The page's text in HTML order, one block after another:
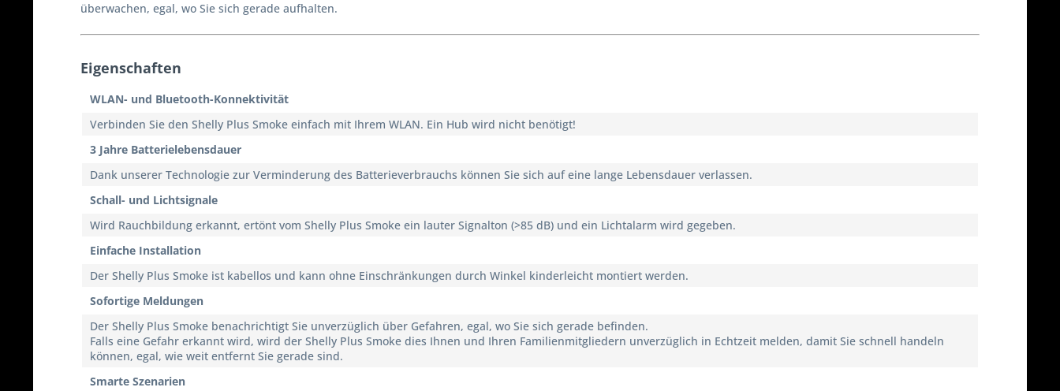
überwachen, egal, wo Sie sich gerade aufhalten.
Eigenschaften
WLAN- und Bluetooth-Konnektivität
Verbinden Sie den Shelly Plus Smoke einfach mit Ihrem WLAN. Ein Hub wird nicht benötigt!
3 Jahre Batterielebensdauer
Dank unserer Technologie zur Verminderung des Batterieverbrauchs können Sie sich auf eine lange Lebensdauer verlassen.
Schall- und Lichtsignale
Wird Rauchbildung erkannt, ertönt vom Shelly Plus Smoke ein lauter Signalton (>85 dB) und ein Lichtalarm wird gegeben.
Einfache Installation
Der Shelly Plus Smoke ist kabellos und kann ohne Einschränkungen durch Winkel kinderleicht montiert werden.
Sofortige Meldungen
Der Shelly Plus Smoke benachrichtigt Sie unverzüglich über Gefahren, egal, wo Sie sich gerade befinden.
Falls eine Gefahr erkannt wird, wird der Shelly Plus Smoke dies Ihnen und Ihren Familienmitgliedern unverzüglich in Echtzeit melden, damit Sie schnell handeln
können, egal, wie weit entfernt Sie gerade sind.
Smarte Szenarien